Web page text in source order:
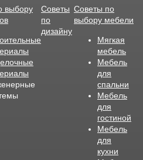
выбору
Советы
по
дизайну
Советы по
выбору мебели
Мягкая
мебель
Мебель
для
спальни
Мебель
для
гостиной
Мебель
для
кухни